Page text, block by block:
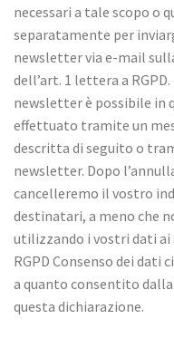
necessari a tale scopo o
separatamente per
newsletter via e-mail
dell’art. 1 lettera a
newsletter è possibile in
effettuato tramite un
descritta di seguito o
newsletter. Dopo
cancelleremo il vostro
destinatari, a meno che
utilizzando i vostri dati ai
RGPD Consenso dei
a quanto consentito
questa dichiarazione.